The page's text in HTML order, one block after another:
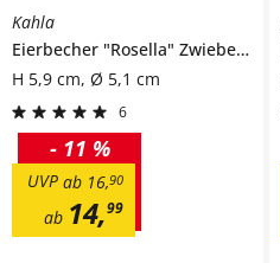
Kahla
Eierbecher "Rosella" Zwiebelmuster
H 5,9 cm, Ø 5,1 cm
6
ab 14,99
ab 16,90
UVP
- 11 %